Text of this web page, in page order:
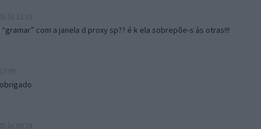
com a janela d proxy sp?? é k ela sobrepõe-s às otras!!!